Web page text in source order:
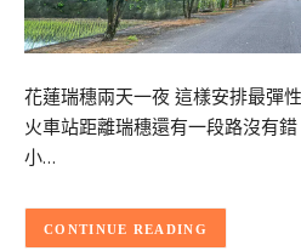
花蓮瑞穗兩天一夜 這樣安排最彈
火車站距離瑞穗還有一段路沒有
小…
CONTINUE READING